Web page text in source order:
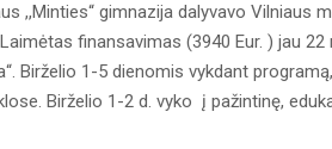
,,Minties“ gimnazija dalyvavo Vilniaus
finansavimas (3940 Eur. ) jau
Birželio 1-5 dienomis vykdant
Birželio 1-2 d. vyko į pažintinę,